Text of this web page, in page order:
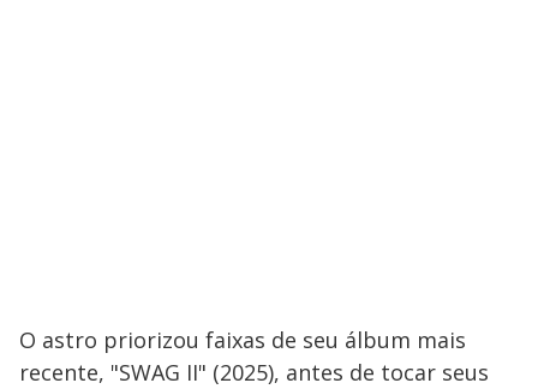
O astro priorizou faixas de seu álbum mais
recente, "SWAG II" (2025), antes de tocar seus